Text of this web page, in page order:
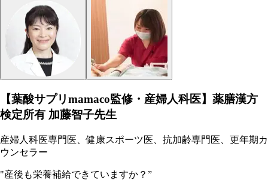
【葉酸サプリmamaco監修・産婦人科医】薬膳漢方
検定所有 加藤智子先生
産婦人科医専門医、健康スポーツ医、抗加齢専門医、更年期カ
ウンセラー
"産後も栄養補給できていますか？”